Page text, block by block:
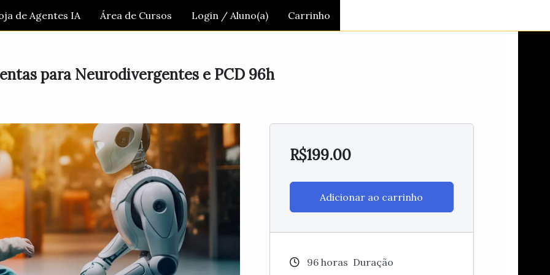
de Agentes IA Área de Cursos Login / Aluno(a) Carrinho
para Neurodivergentes e PCD 96h
R$199.00
Adicionar ao carrinho
96horas Duração